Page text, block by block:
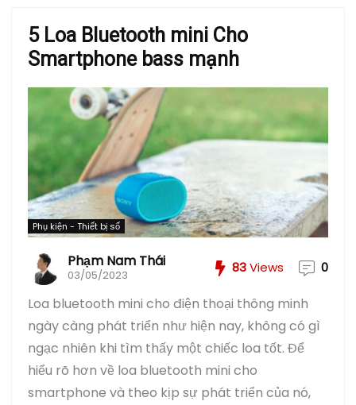
5 Loa Bluetooth mini Cho
Smartphone bass mạnh
Phụ kiện - Thiết bị số
Phạm Nam Thái
03/05/2023 83Views 0
Loa bluetooth mini cho điện thoại thông minh
ngày càng phát triển như hiện nay, không có gì
ngạc nhiên khi tìm thấy một chiếc loa tốt. Để
hiểu rõ hơn về loa bluetooth mini cho
smartphone và theo kịp sự phát triển của nó,